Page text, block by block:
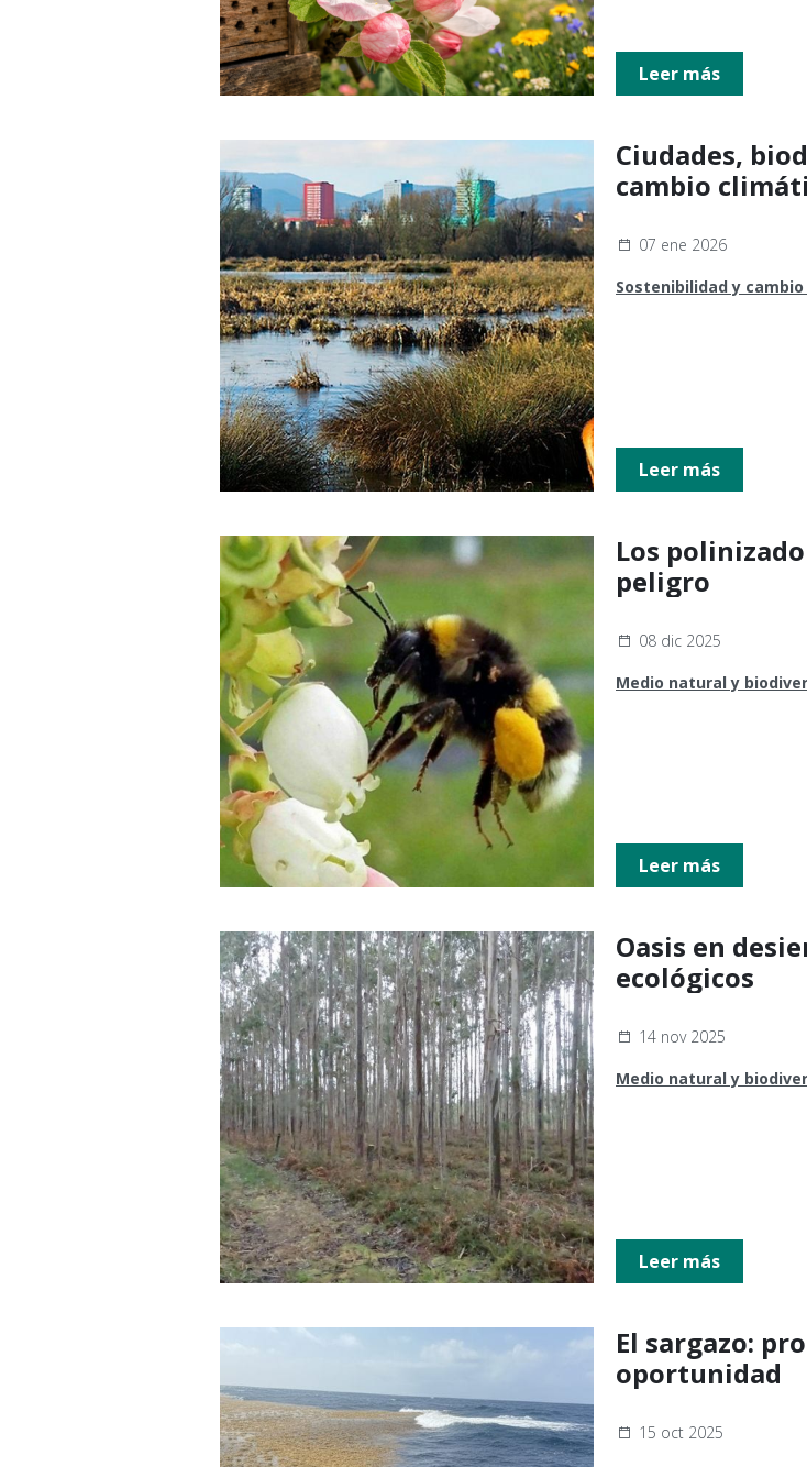
Leer más
Ciudades,
cambio
07 ene 2026
Sostenibilidad y
Leer más
Los
peligro
08 dic 2025
Medio natural y
Leer más
Oasis en
ecológicos
14 nov 2025
Medio natural y
Leer más
El sargazo:
oportunidad
15 oct 2025